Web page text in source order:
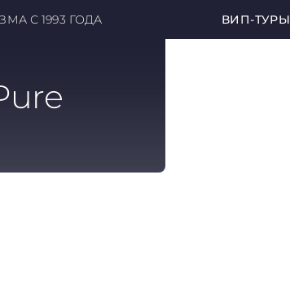
С 1993 ГОДА ВИП-ТУРЫ